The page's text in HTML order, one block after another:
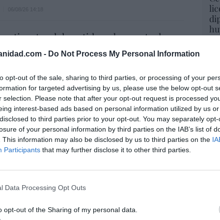
- Do Not Process My Personal Information
opt-out of the sale, sharing to third parties, or processing of your
for targeted advertising by us, please use the below opt-out
selection. Please note that after your opt-out request is processed
interest-based ads based on personal information utilized by us
to third parties prior to your opt-out. You may separately
of your personal information by third parties on the IAB’s list of
This information may also be disclosed by us to third parties on the
Participants that may further disclose it to other third parties.
Data Processing Opt Outs
opt-out of the Sharing of my personal data.
del partido gobernante de
Modi hostigan a un sacerdote católico
interés el menor o el superior interés
del menor?
06/08/26 13:36
a Sumar y Podemos (insólito) y rechaza
sea anfitriona del Mundial 2030:
tu